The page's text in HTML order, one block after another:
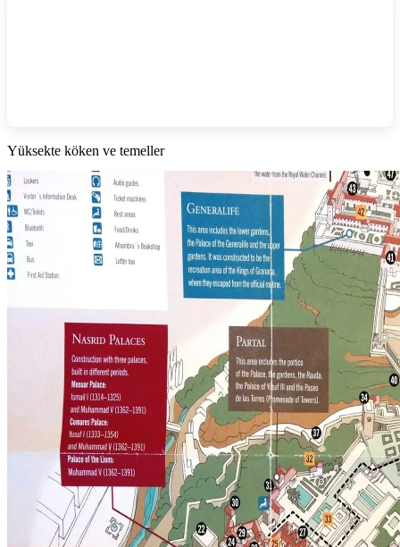
Yüksekte köken ve temeller